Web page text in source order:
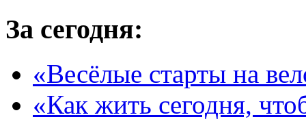
За сегодня:
«Весёлые старты на
«Как жить сегодня,